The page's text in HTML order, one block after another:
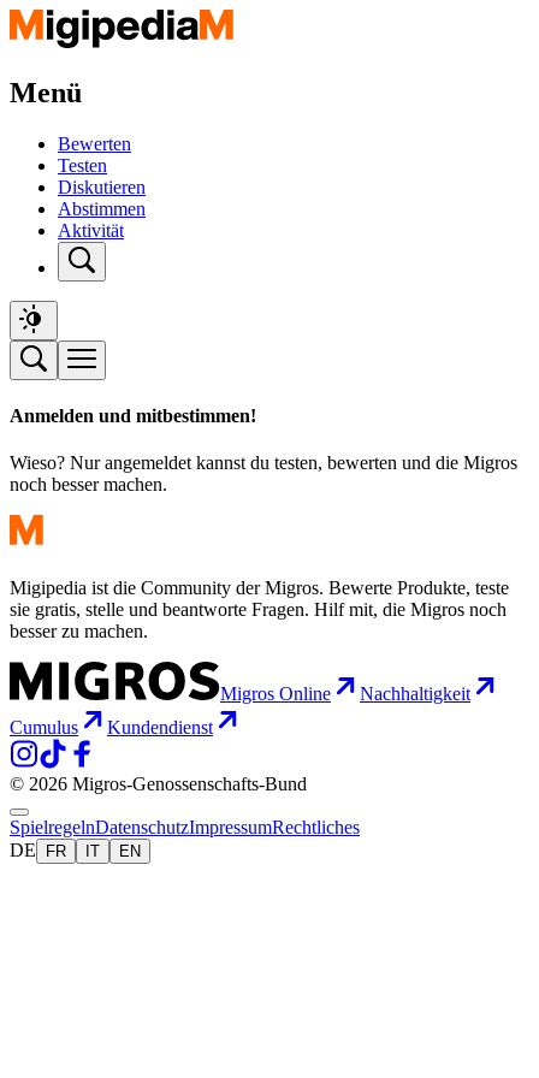
Menü
Bewerten
Testen
Diskutieren
Abstimmen
Aktivität
Anmelden und mitbestimmen!
Wieso? Nur angemeldet kannst du testen, bewerten und die Migros
noch besser machen.
Migipedia ist die Community der Migros. Bewerte Produkte, teste
sie gratis, stelle und beantworte Fragen. Hilf mit, die Migros noch
besser zu machen.
Migros Online
Nachhaltigkeit
Cumulus
Kundendienst
© 2026 Migros-Genossenschafts-Bund
SpielregelnDatenschutzImpressumRechtliches
DE
FR IT EN